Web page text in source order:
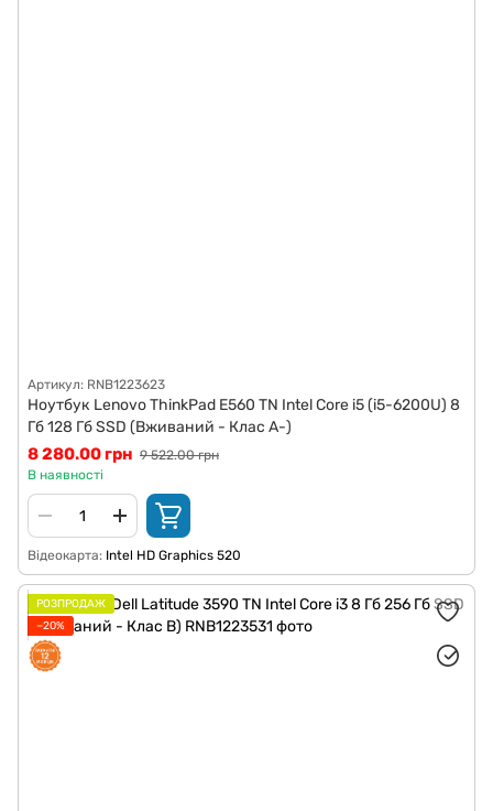
Артикул: RNB1223623
Ноутбук Lenovo ThinkPad E560 TN Intel Core i5 (i5-6200U) 8
Гб 128 Гб SSD (Вживаний - Клас A-)
8 280.00 грн 9 522.00 грн
В наявності
Відеокарта Intel HD Graphics 520
РОЗПРОДАЖ
−20%